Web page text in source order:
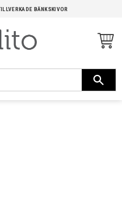
BÄNKSKIVOR